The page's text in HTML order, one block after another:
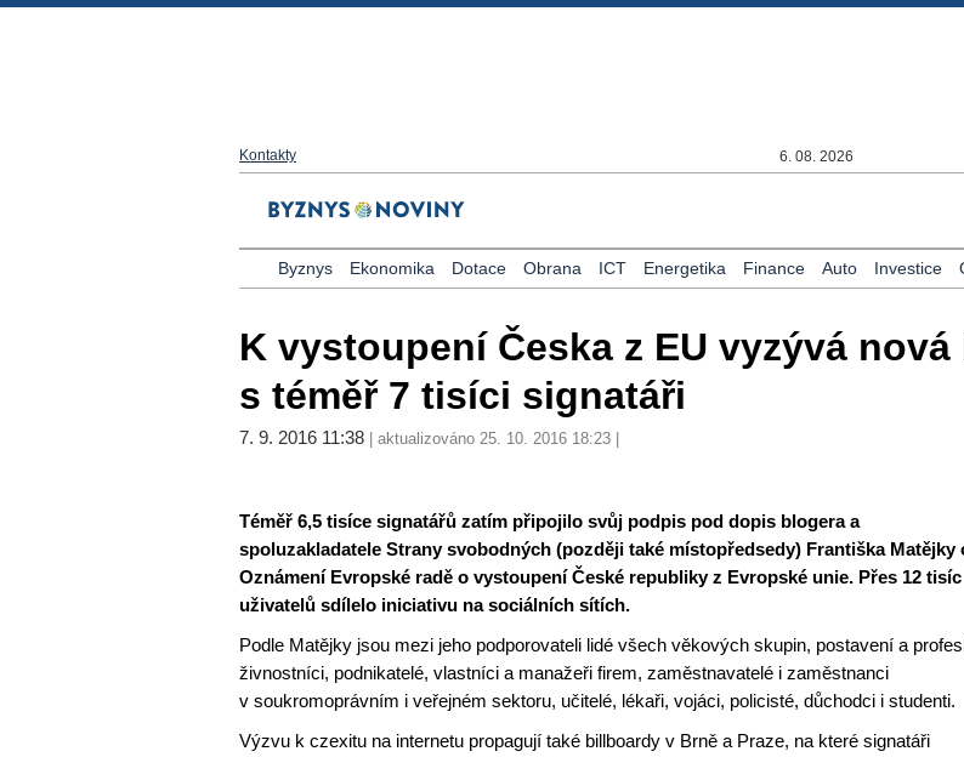
Kontakty 6. 08. 2026
Byznys Ekonomika Dotace Obrana ICT Energetika Finance Auto Investice
K vystoupení Česka z EU vyzývá
s téměř 7 tisíci signatáři
7. 9. 2016 11:38 | aktualizováno 25. 10. 2016 18:23 |
Téměř 6,5 tisíce signatářů zatím připojilo svůj podpis pod dopis blogera a
spoluzakladatele Strany svobodných (později také místopředsedy) Františka Matějky
Oznámení Evropské radě o vystoupení České republiky z Evropské unie. Přes 12 tisíc
uživatelů sdílelo iniciativu na sociálních sítích.
Podle Matějky jsou mezi jeho podporovateli lidé všech věkových skupin, postavení a
živnostníci, podnikatelé, vlastníci a manažeři firem, zaměstnavatelé i zaměstnanci
v soukromoprávním i veřejném sektoru, učitelé, lékaři, vojáci, policisté, důchodci i studenti.
Výzvu k czexitu na internetu propagují také billboardy v Brně a Praze, na které signatáři